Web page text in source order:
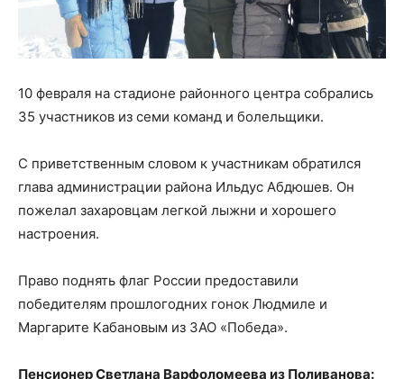
10 февраля на стадионе районного центра собрались
35 участников из семи команд и болельщики.
С приветственным словом к участникам обратился
глава администрации района Ильдус Абдюшев. Он
пожелал захаровцам легкой лыжни и хорошего
настроения.
Право поднять флаг России предоставили
победителям прошлогодних гонок Людмиле и
Маргарите Кабановым из ЗАО «Победа».
Пенсионер Светлана Варфоломеева из Поливанова: